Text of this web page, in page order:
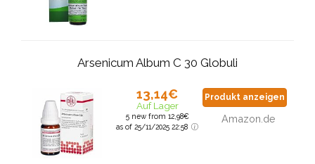
Arsenicum Album C 30 Globuli
13,14€
Auf Lager
5 new from 12,98€
as of 25/11/2025 22:58
Produkt anzeigen
Amazon.de